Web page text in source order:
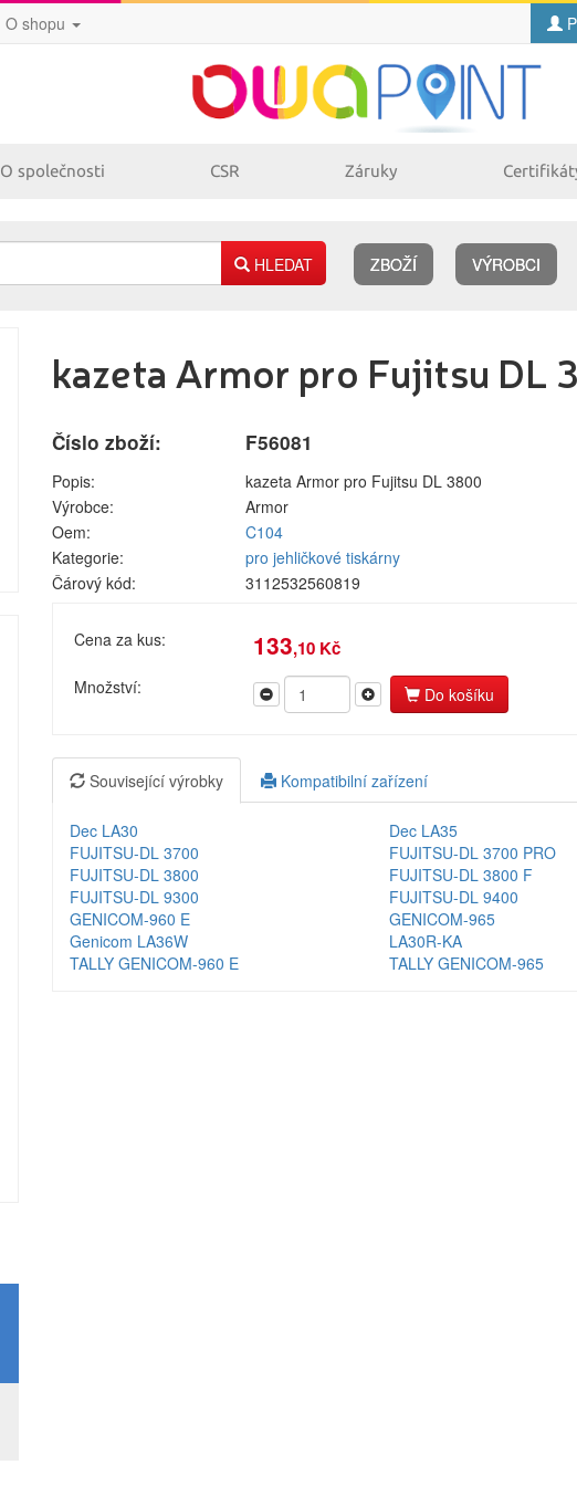
O shopu
O společnosti CSR Záruky
HLEDAT ZBOŽÍ VÝROBCI
pro laserové
tiskárny
pro jehličkové
tiskárny
tiskárny
kazeta Armor pro Fujitsu DL
Číslo zboží: F56081
Popis:
kazeta Armor pro Fujitsu DL 3800
Výrobce:
Armor
Oem:
C104
Kategorie:
pro jehličkové tiskárny
Čárový kód:
3112532560819
Cena za kus: 133,10 Kč
Množství: Do košíku
Související výrobky Kompatibilní zařízení
Dec LA30 Dec LA35
FUJITSU-DL 3700
FUJITSU-DL 3700 PRO
FUJITSU-DL 3800
FUJITSU-DL 3800 F
FUJITSU-DL 9300
FUJITSU-DL 9400
GENICOM-960 E
GENICOM-965
Genicom LA36W
LA30R-KA
TALLY GENICOM-960 E
TALLY GENICOM-965